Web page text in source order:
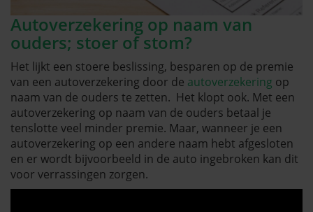
Autoverzekering op naam van
ouders; stoer of stom?
Het lijkt een stoere beslissing, besparen op de premie
van een autoverzekering door de autoverzekering op
naam van de ouders te zetten. Het klopt ook. Met een
autoverzekering op naam van de ouders betaal je
tenslotte veel minder premie. Maar, wanneer je een
autoverzekering op een andere naam hebt afgesloten
en er wordt bijvoorbeeld in de auto ingebroken kan dit
voor verrassingen zorgen.